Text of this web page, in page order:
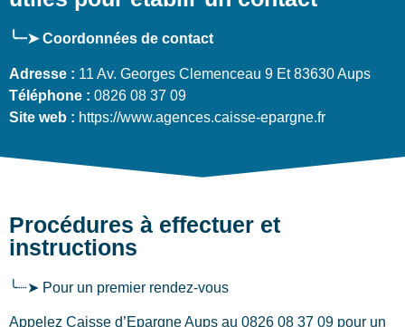
╰┈➤ Coordonnées de contact
Adresse : 11 Av. Georges Clemenceau 9 Et 83630 Aups
Téléphone : 0826 08 37 09
Site web : https://www.agences.caisse-epargne.fr
Procédures à effectuer et
instructions
╰┈➤ Pour un premier rendez-vous
Appelez Caisse d’Epargne Aups au 0826 08 37 09 pour un